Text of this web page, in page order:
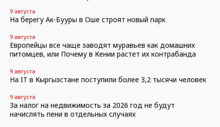
9 августа
На берегу Ак-Бууры в Оше строят новый парк
9 августа
Европейцы все чаще заводят муравьев как домашних
питомцев, или Почему в Кении растет их контрабанда
9 августа
На IT в Кыргызстане поступили более 3,2 тысячи человек
9 августа
За налог на недвижимость за 2026 год не будут
начислять пени в отдельных случаях